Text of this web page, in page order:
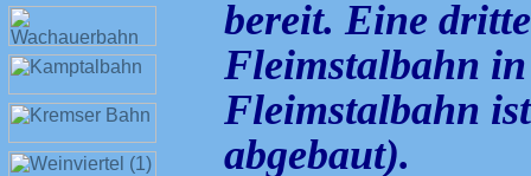
bereit. Eine
Fleimstalbahn
Fleimstalbahn
abgebaut).